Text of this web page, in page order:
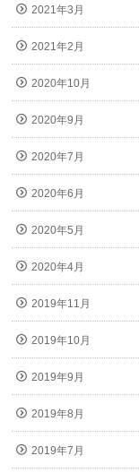
2021年3月
2021年2月
2020年10月
2020年9月
2020年7月
2020年6月
2020年5月
2020年4月
2019年11月
2019年10月
2019年9月
2019年8月
2019年7月